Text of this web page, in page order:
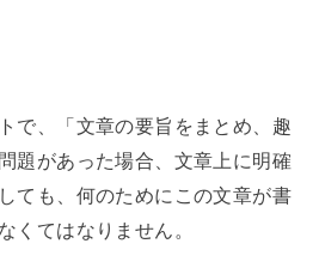
で、「文章の要旨をまとめ、趣
題があった場合、文章上に明確
ても、何のためにこの文章が書
くてはなりません。